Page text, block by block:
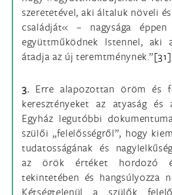
szeretetével, aki általuk növeli
családját« – nagysága
együttműködnek Istennel, aki
átadja az új teremtménynek.”[31]
3.Erre alapozottan öröm és
keresztényeket az atyaság és
Egyház legutóbbi
szülői „felelősségről”, hogy
tudatosságának és
az örök értéket hordozó
tekintetében és hangsúlyozza
Kétségtelenül a szülők